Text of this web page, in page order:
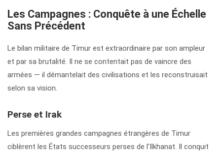
Les Campagnes : Conquête à une Échelle
Sans Précédent
Le bilan militaire de Timur est extraordinaire par son ampleur
et par sa brutalité. Il ne se contentait pas de vaincre des
armées — il démantelait des civilisations et les reconstruisait
selon sa vision.
Perse et Irak
Les premières grandes campagnes étrangères de Timur
ciblèrent les États successeurs perses de l'Ilkhanat. Il conquit